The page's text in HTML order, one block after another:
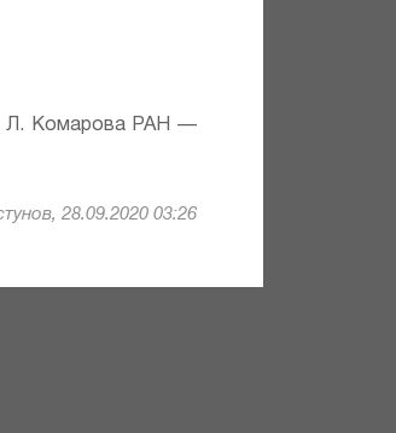
Л. Комарова РАН —
28.09.2020 03:26